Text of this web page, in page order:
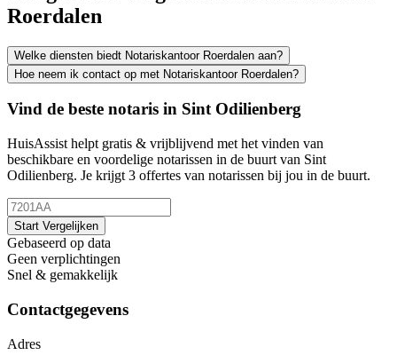
Roerdalen
Welke diensten biedt Notariskantoor Roerdalen aan?
Hoe neem ik contact op met Notariskantoor Roerdalen?
Vind de beste notaris in Sint Odilienberg
HuisAssist helpt gratis & vrijblijvend met het vinden van
beschikbare en voordelige notarissen in de buurt van Sint
Odilienberg. Je krijgt 3 offertes van notarissen bij jou in de buurt.
Start Vergelijken
Gebaseerd op data
Geen verplichtingen
Snel & gemakkelijk
Contactgegevens
Adres